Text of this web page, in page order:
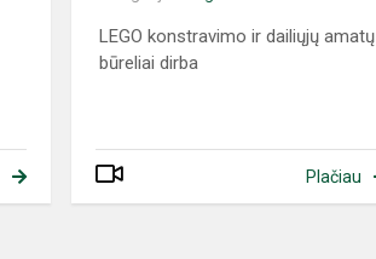
LEGO konstravimo ir dailiųjų amatų
būreliai dirba
Plačiau